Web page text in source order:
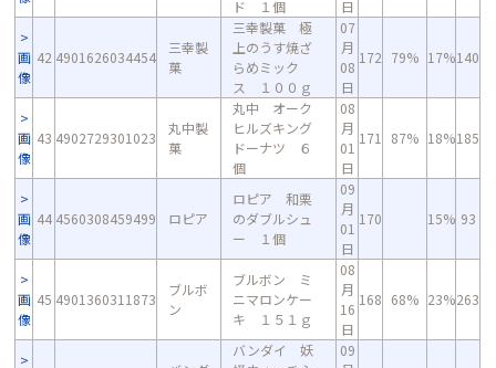
ド １個
日
画
像
42 4901626034454
三幸製
菓
三幸製菓 極
上のうす焼ざ
らめミック
ス １００ｇ
07
月
08
日
172 79% 17%140
画
像
43 4902729301023
丸中製
菓
丸中 オーク
ヒルズキング
ドーナツ ６
個
08
月
01
日
171 87% 18%185
画
像
44 4560308459499 ロピア
ロピア 和栗
のダブルシュ
ー １個
09
月
01
日
170 15% 93
画
像
45 4901360311873
ブルボ
ン
ブルボン ミ
ニマロンケー
キ １５１ｇ
08
月
16
日
168 68% 23%263
バンダイ 妖
09